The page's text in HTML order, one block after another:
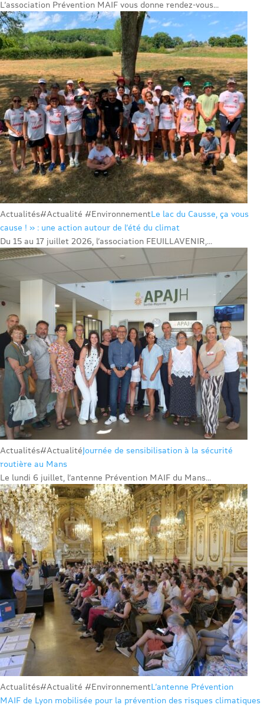
L’association Prévention MAIF vous donne rendez-vous...
Actualités#Actualité #EnvironnementLe lac du Causse, ça vous
cause ! » : une action autour de l’été du climat
Du 15 au 17 juillet 2026, l’association FEUILLAVENIR,...
Actualités#ActualitéJournée de sensibilisation à la sécurité
routière au Mans
Le lundi 6 juillet, l’antenne Prévention MAIF du Mans...
Actualités#Actualité #EnvironnementL’antenne Prévention
MAIF de Lyon mobilisée pour la prévention des risques climatiques